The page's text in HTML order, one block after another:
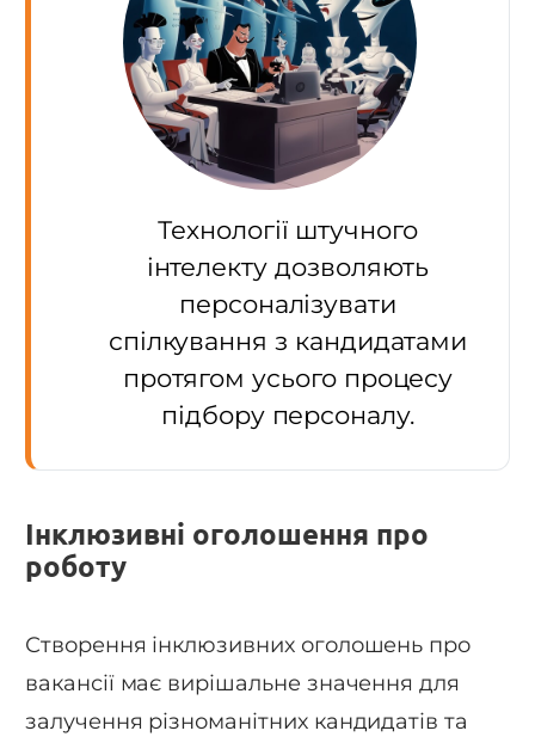
Технології штучного
інтелекту дозволяють
персоналізувати
спілкування з кандидатами
протягом усього процесу
підбору персоналу.
Інклюзивні оголошення про
роботу
Створення інклюзивних оголошень про
вакансії має вирішальне значення для
залучення різноманітних кандидатів та